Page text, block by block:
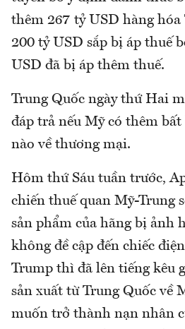
thêm 267 tỷ USD hàng hóa
200 tỷ USD sắp bị áp thuế
USD đã bị áp thêm thuế.
Trung Quốc ngày thứ Hai
đáp trả nếu Mỹ có thêm
nào về thương mại.
Hôm thứ Sáu tuần trước,
chiến thuế quan Mỹ-Trung
sản phẩm của hãng bị ảnh
không đề cập đến chiếc
Trump thì đã lên tiếng kêu
sản xuất từ Trung Quốc về
muốn trở thành nạn nhân